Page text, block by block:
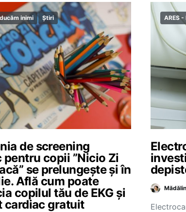
inimi Știri
de screening
pentru copii ”Nicio Zi
se prelungește și în
Află cum poate
copilul tău de EKG și
cardiac gratuit
ARES